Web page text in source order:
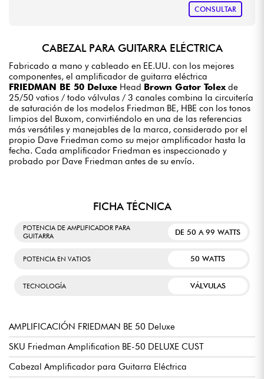
CONSULTAR
CABEZAL PARA GUITARRA ELÉCTRICA
Fabricado a mano y cableado en EE.UU. con los mejores
componentes, el amplificador de guitarra eléctrica
FRIEDMAN BE 50 Deluxe Head Brown Gator Tolex de
25/50 vatios / todo válvulas / 3 canales combina la circuitería
de saturación de los modelos Friedman BE, HBE con los tonos
limpios del Buxom, convirtiéndolo en una de las referencias
más versátiles y manejables de la marca, considerado por el
propio Dave Friedman como su mejor amplificador hasta la
fecha. Cada amplificador Friedman es inspeccionado y
probado por Dave Friedman antes de su envío.
FICHA TÉCNICA
POTENCIA DE AMPLIFICADOR PARA
GUITARRA
DE 50 A 99 WATTS
POTENCIA EN VATIOS 50 WATTS
TECNOLOGÍA VÁLVULAS
AMPLIFICACIÓN FRIEDMAN BE 50 Deluxe
SKU Friedman Amplification BE-50 DELUXE CUST
Cabezal Amplificador para Guitarra Eléctrica